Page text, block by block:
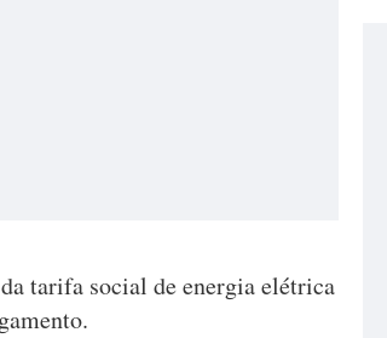
tarifa social de energia elétrica